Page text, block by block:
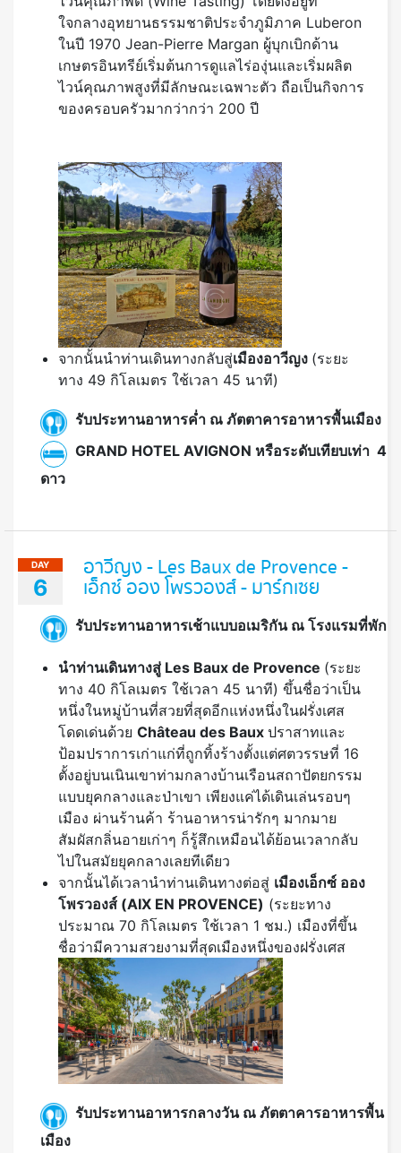
ใจกลางอุทยานธรรมชาติประจำภูมิภาค Luberon
ในปี 1970 Jean-Pierre Margan ผู้บุกเบิกด้าน
เกษตรอินทรีย์เริ่มต้นการดูแลไร่องุ่นและเริ่มผลิต
ไวน์คุณภาพสูงที่มีลักษณะเฉพาะตัว ถือเป็นกิจการ
ของครอบครัวมากว่ากว่า 200 ปี
จากนั้นนำท่านเดินทางกลับสู่เมืองอาวีญง (ระยะ
ทาง 49 กิโลเมตร ใช้เวลา 45 นาที)
รับประทานอาหารค่ำ ณ ภัตตาคารอาหารพื้นเมือง
GRAND HOTEL AVIGNON หรือระดับเทียบเท่า 4
ดาว
DAY
6
อาวีญง - Les Baux de Provence -
เอ็กซ์ ออง โพรวองส์ - มาร์กเซย
รับประทานอาหารเช้าแบบอเมริกัน ณ โรงแรมที่พัก
นำท่านเดินทางสู่ Les Baux de Provence (ระยะ
ทาง 40 กิโลเมตร ใช้เวลา 45 นาที) ขึ้นชื่อว่าเป็น
หนึ่งในหมู่บ้านที่สวยที่สุดอีกแห่งหนึ่งในฝรั่งเศส
โดดเด่นด้วย Château des Baux ปราสาทและ
ป้อมปราการเก่าแก่ที่ถูกทิ้งร้างตั้งแต่ศตวรรษที่ 16
ตั้งอยู่บนเนินเขาท่ามกลางบ้านเรือนสถาปัตยกรรม
แบบยุคกลางและป่าเขา เพียงแค่ได้เดินเล่นรอบๆ
เมือง ผ่านร้านค้า ร้านอาหารน่ารักๆ มากมาย
สัมผัสกลิ่นอายเก่าๆ ก็รู้สึกเหมือนได้ย้อนเวลากลับ
ไปในสมัยยุคกลางเลยทีเดียว
จากนั้นได้เวลานำท่านเดินทางต่อสู่ เมืองเอ็กซ์ ออง
โพรวองส์ (AIX EN PROVENCE) (ระยะทาง
ประมาณ 70 กิโลเมตร ใช้เวลา 1 ชม.) เมืองที่ขึ้น
ชื่อว่ามีความสวยงามที่สุดเมืองหนึ่งของฝรั่งเศส
รับประทานอาหารกลางวัน ณ ภัตตาคารอาหารพื้น
เมือง